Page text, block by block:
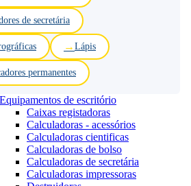
de secretária
Lápis
permanentes
Equipamentos de escritório
Caixas registadoras
Calculadoras - acessórios
Calculadoras cientificas
Calculadoras de bolso
Calculadoras de secretária
Calculadoras impressoras